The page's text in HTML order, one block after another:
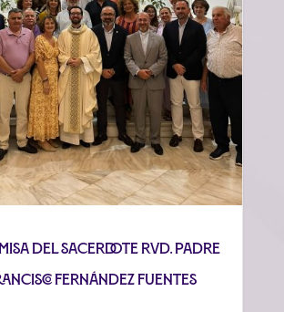
del sacerdote Rvd. Padre
Fernández Fuentes